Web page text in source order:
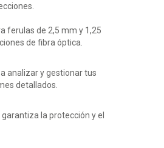
ferulas de 2,5 mm y 1,25
de fibra óptica.
analizar y gestionar tus
detallados.
la protección y el